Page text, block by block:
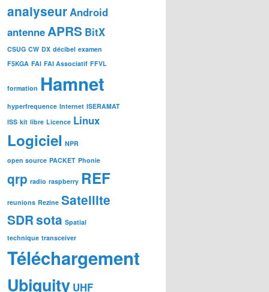
analyseur Android
antenne APRS BitX
CSUG CW DX décibel examen
F5KGA FAI FAI Associatif FFVL
formation Hamnet
hyperfrequence Internet ISERAMAT
ISS kit libre Licence Linux
Logiciel NPR
open source PACKET Phonie
qrp radio raspberry REF
reunions Rezine Satellite
SDRsota Spatial
technique transceiver
Téléchargement
Ubiquity UHF